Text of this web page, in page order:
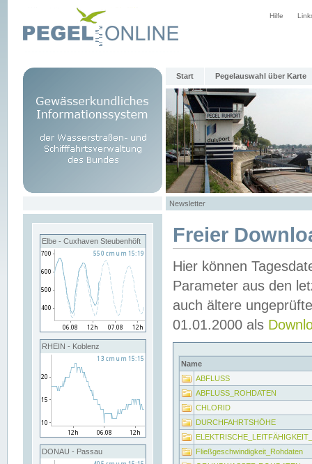
Hilfe
Start Pegelauswahl über Karte
Newsletter
Elbe - Cuxhaven Steubenhöft
RHEIN - Koblenz
DONAU - Passau
Freier
Hier können
Parameter aus den
auch ältere
01.01.2000 als
Name
ABFLUSS
ABFLUSS_ROHDATEN
CHLORID
DURCHFAHRTSHÖHE
Fließgeschwindigkeit_Rohdaten